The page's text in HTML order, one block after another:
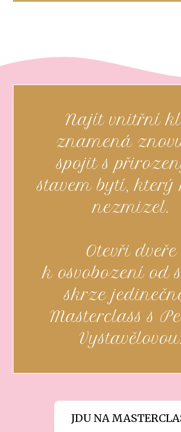
Najít vnitřní
znamená
spojit s
stavem bytí,
nezmizel.
Otevři dveře
k osvobození od
skrze
Masterclass s
Vystavělovou.
JDU NA